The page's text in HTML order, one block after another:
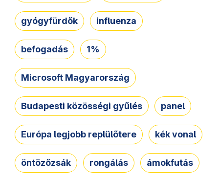
gyógyfürdők influenza
befogadás 1%
Microsoft Magyarország
Budapesti közösségi gyűlés panel
Európa legjobb replülőtere kék vonal
öntözőzsák rongálás ámokfutás